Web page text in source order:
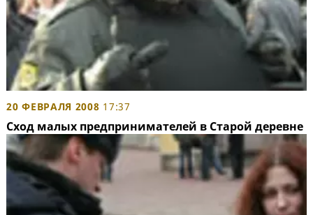
20 ФЕВРАЛЯ 2008 17:37
Сход малых предпринимателей в Старой деревне